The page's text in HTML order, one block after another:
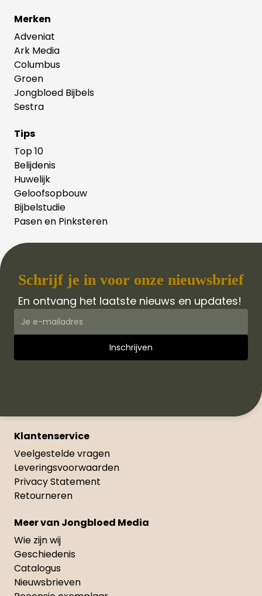
Merken
Adveniat
Ark Media
Columbus
Groen
Jongbloed Bijbels
Sestra
Tips
Top 10
Belijdenis
Huwelijk
Geloofsopbouw
Bijbelstudie
Pasen en Pinksteren
Schrijf je in voor onze nieuwsbrief
En ontvang het laatste nieuws en updates!
Klantenservice
Veelgestelde vragen
Leveringsvoorwaarden
Privacy Statement
Retourneren
Meer van Jongbloed Media
Wie zijn wij
Geschiedenis
Catalogus
Nieuwsbrieven